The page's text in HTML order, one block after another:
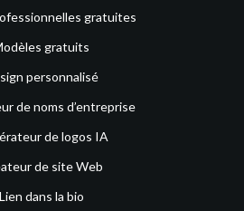
gratuites
gratuits
personnalisé
de noms d’entreprise
de logos IA
de site Web
Lien dans la bio